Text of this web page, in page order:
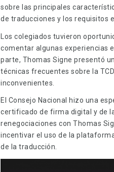
sobre las principales
de traducciones y los requisitos
Los colegiados tuvieron
comentar algunas experiencias
parte, Thomas Signe presentó
técnicas frecuentes sobre la
inconvenientes.
El Consejo Nacional hizo una
certificado de firma digital y de
renegociaciones con Thomas
incentivar el uso de la
de la traducción.